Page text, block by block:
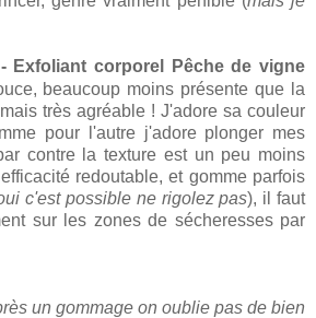
Exfoliant corporel Pêche de vigne
beaucoup moins présente que la
très agréable ! J'adore sa couleur
pour l'autre j'adore plonger mes
contre la texture est un peu moins
redoutable, et gomme parfois
c'est possible ne rigolez pas), il faut
sur les zones de sécheresses par
un gommage on oublie pas de bien